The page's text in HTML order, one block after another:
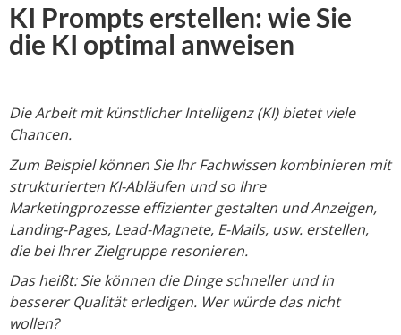
KI Prompts erstellen: wie Sie
die KI optimal anweisen
Die Arbeit mit künstlicher Intelligenz (KI) bietet viele
Chancen.
Zum Beispiel können Sie Ihr Fachwissen kombinieren mit
strukturierten KI-Abläufen und so Ihre
Marketingprozesse effizienter gestalten und Anzeigen,
Landing-Pages, Lead-Magnete, E-Mails, usw. erstellen,
die bei Ihrer Zielgruppe resonieren.
Das heißt: Sie können die Dinge schneller und in
besserer Qualität erledigen. Wer würde das nicht
wollen?